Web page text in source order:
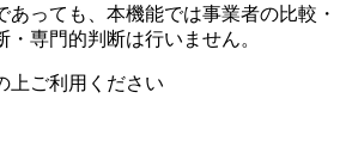
あっても、本機能では事業者の比較・
専門的判断は行いません。
上ご利用ください